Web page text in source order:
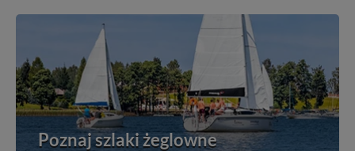
Poznaj szlaki żeglowne